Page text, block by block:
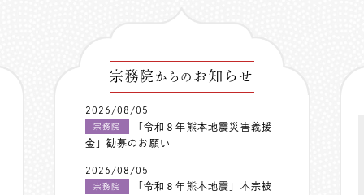
宗務院 からの お知らせ
2026/08/05
宗務院
「令和８年熊本地震災害義援
金」勧募のお願い
2026/08/05
宗務院
「令和８年熊本地震」本宗被